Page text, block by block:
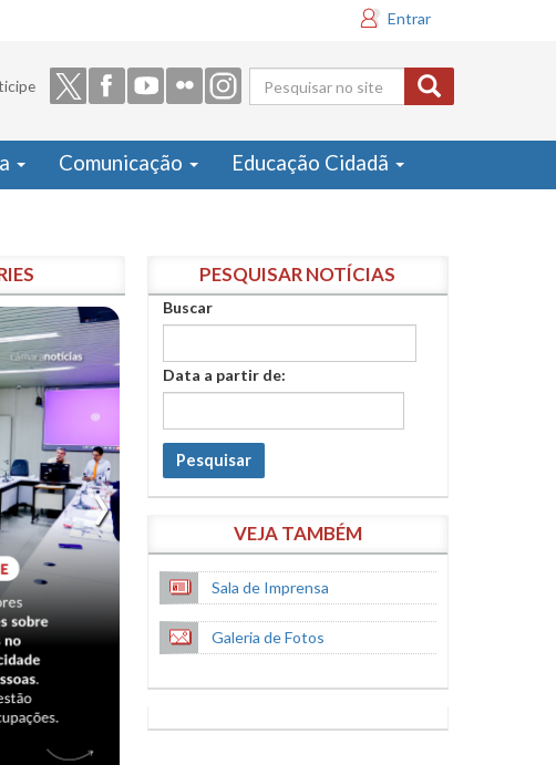
Entrar
Formulário
de busca
Comunicação Educação Cidadã
PESQUISAR NOTÍCIAS
Buscar
Data a partir de:
Pesquisar
VEJA TAMBÉM
Sala de Imprensa
Galeria de Fotos